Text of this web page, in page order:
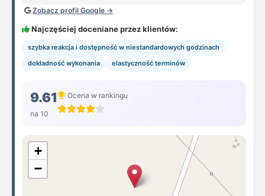
Zobacz profil Google →
Najczęściej doceniane przez klientów:
szybka reakcja i dostępność w niestandardowych godzinach
dokładność wykonania
elastyczność terminów
9.61
na 10
Ocena w rankingu
+
−